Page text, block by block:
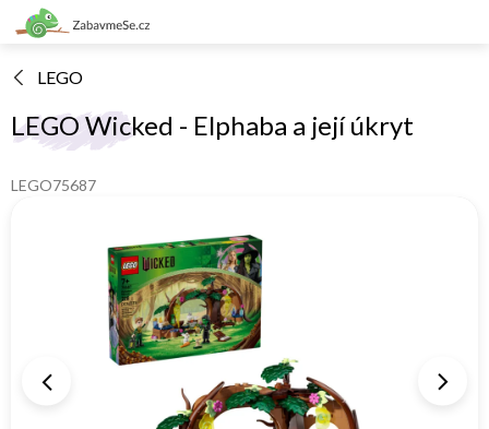
Přejít
na
LEGO
LEGO Wicked - Elphaba a její úkryt
LEGO75687